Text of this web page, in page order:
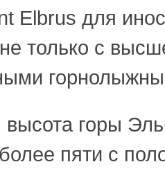
Elbrus для
только с
горы
пяти с